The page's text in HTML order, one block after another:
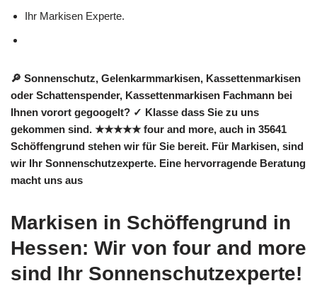
Ihr Markisen Experte.
🔎 Sonnenschutz, Gelenkarmmarkisen, Kassettenmarkisen
oder Schattenspender, Kassettenmarkisen Fachmann bei
Ihnen vorort gegoogelt? ✓ Klasse dass Sie zu uns
gekommen sind. ★★★★★ four and more, auch in 35641
Schöffengrund stehen wir für Sie bereit. Für Markisen, sind
wir Ihr Sonnenschutzexperte. Eine hervorragende Beratung
macht uns aus
Markisen in Schöffengrund in
Hessen: Wir von four and more
sind Ihr Sonnenschutzexperte!